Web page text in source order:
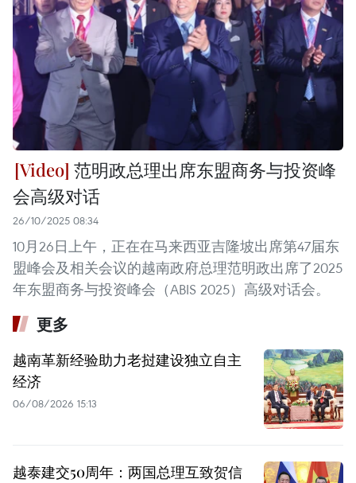
范明政总理出席东盟商务与投资峰
会高级对话
26/10/2025 08:34
10月26日上午，正在在马来西亚吉隆坡出席第47届东
盟峰会及相关会议的越南政府总理范明政出席了2025
年东盟商务与投资峰会（ABIS 2025）高级对话会。
更多
越南革新经验助力老挝建设独立自主
经济
06/08/2026 15:13
越泰建交50周年：两国总理互致贺信